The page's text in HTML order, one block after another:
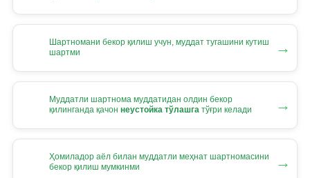
Шартномани бекор қилиш учун, муддат тугашини кутиш
шартми
→
Муддатли шартнома муддатидан олдин бекор
қилинганда қачон неустойка тўлашга тўғри келади →
Ҳомиладор аёл билан муддатли меҳнат шартномасини
бекор қилиш мумкинми
→